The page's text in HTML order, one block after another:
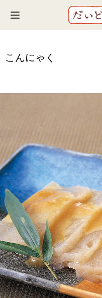
Toggle navigation
こんにゃく